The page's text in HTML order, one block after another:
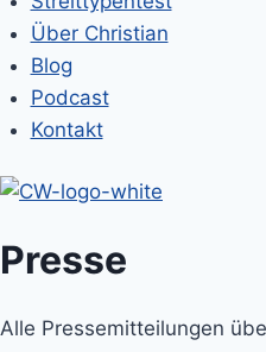
Über Christian
Blog
Podcast
Kontakt
Presse
Alle Pressemitteilungen